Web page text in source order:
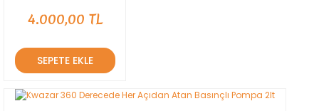
4.000,00 TL
SEPETE EKLE